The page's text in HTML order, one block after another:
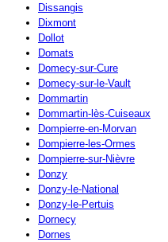
Dissangis
Dixmont
Dollot
Domats
Domecy-sur-Cure
Domecy-sur-le-Vault
Dommartin
Dommartin-lès-Cuiseaux
Dompierre-en-Morvan
Dompierre-les-Ormes
Dompierre-sur-Nièvre
Donzy
Donzy-le-National
Donzy-le-Pertuis
Dornecy
Dornes